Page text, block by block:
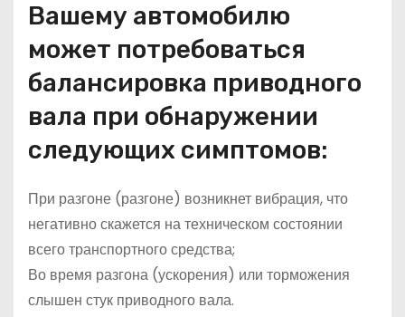
Вашему автомобилю
может потребоваться
балансировка приводного
вала при обнаружении
следующих симптомов:
При разгоне (разгоне) возникнет вибрация, что
негативно скажется на техническом состоянии
всего транспортного средства;
Во время разгона (ускорения) или торможения
слышен стук приводного вала.